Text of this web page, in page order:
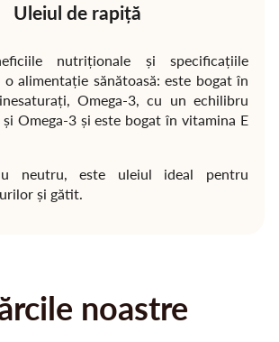
Uleiul de rapiță
nutriționale și specificațiile
alimentație sănătoasă: este bogat în
Omega-3, cu un echilibru
Omega-3 și este bogat în vitamina E
neutru, este uleiul ideal pentru
și gătit.
noastre